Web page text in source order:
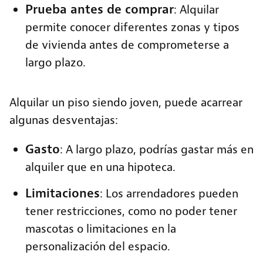
Prueba antes de comprar: Alquilar
permite conocer diferentes zonas y tipos
de vivienda antes de comprometerse a
largo plazo.
Alquilar un piso siendo joven, puede acarrear
algunas desventajas:
Gasto: A largo plazo, podrías gastar más en
alquiler que en una hipoteca.
Limitaciones: Los arrendadores pueden
tener restricciones, como no poder tener
mascotas o limitaciones en la
personalización del espacio.